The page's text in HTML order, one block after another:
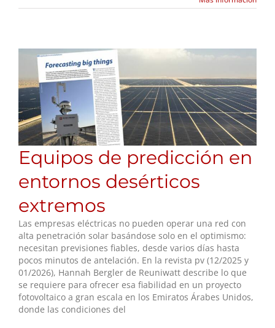
Equipos de predicción en
entornos desérticos
extremos
Las empresas eléctricas no pueden operar una red con
alta penetración solar basándose solo en el optimismo:
necesitan previsiones fiables, desde varios días hasta
pocos minutos de antelación. En la revista pv (12/2025 y
01/2026), Hannah Bergler de Reuniwatt describe lo que
se requiere para ofrecer esa fiabilidad en un proyecto
fotovoltaico a gran escala en los Emiratos Árabes Unidos,
donde las condiciones del